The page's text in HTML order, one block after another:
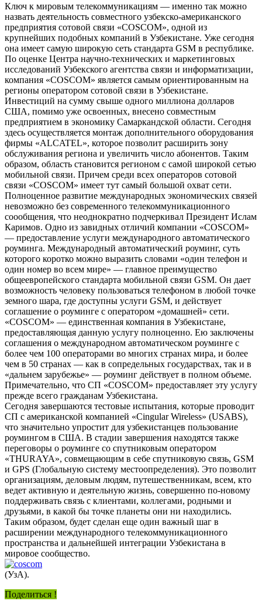
Ключ к мировым телекоммуникациям — именно так можно
назвать деятельность совместного узбекско-американского
предприятия сотовой связи «COSCOM», одной из
крупнейших подобных компаний в Узбекистане. Уже сегодня
она имеет самую широкую сеть стандарта GSM в республике.
По оценке Центра научно-технических и маркетинговых
исследований Узбекского агентства связи и информатизации,
компания «COSCOM» является самым ориентированным на
регионы оператором сотовой связи в Узбекистане.
Инвестиций на сумму свыше одного миллиона долларов
США, помимо уже освоенных, внесено совместным
предприятием в экономику Самаркандской области. Сегодня
здесь осуществляется монтаж дополнительного оборудования
фирмы «ALCATEL», которое позволит расширить зону
обслуживания региона и увеличить число абонентов. Таким
образом, область становится регионом с самой широкой сетью
мобильной связи. Причем среди всех операторов сотовой
связи «COSCOM» имеет тут самый большой охват сети.
Полноценное развитие международных экономических связей
невозможно без современного телекоммуникационного
соообщения, что неоднократно подчеркивал Президент Ислам
Каримов. Одно из завидных отличий компании «COSCOM»
— предоставление услуги международного автоматического
роуминга. Международный автоматический роуминг, суть
которого коротко можно выразить словами «один телефон и
один номер во всем мире» — главное преимущество
общеевропейского стандарта мобильной связи GSM. Он дает
возможность человеку пользоваться телефоном в любой точке
земного шара, где доступны услуги GSM, и действует
соглашение о роуминге с оператором «домашней» сети.
«COSCOM» — единственная компания в Узбекистане,
предоставляющая данную услугу полноценно. Ею заключены
соглашения о международном автоматическом роуминге с
более чем 100 операторами во многих странах мира, и более
чем в 50 странах — как в сопредельных государствах, так и в
«дальнем зарубежье» — роуминг действует в полном объеме.
Примечательно, что СП «COSCOM» предоставляет эту услугу
прежде всего гражданам Узбекистана.
Сегодня завершаются тестовые испытания, которые проводит
СП с американской компанией «Cingular Wireless» (USABS),
что значительно упростит для узбекистанцев пользование
роумингом в США. В стадии завершения находятся также
переговоры о роуминге со спутниковым оператором
«THURAYA», совмещающим в себе спутниковую связь, GSM
и GPS (Глобальную систему местоопределения). Это позволит
организациям, деловым людям, путешественникам, всем, кто
ведет активную и деятельную жизнь, совершенно по-новому
поддерживать связь с клиентами, коллегами, родными и
друзьями, в какой бы точке планеты они ни находились.
Таким образом, будет сделан еще один важный шаг в
расширении международного телекоммуникационного
пространства и дальнейшей интеграции Узбекистана в
мировое сообщество.
(УзА).
Поделиться !